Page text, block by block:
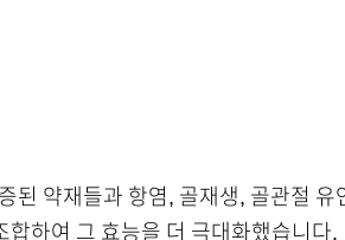
된 약재들과 항염, 골재생, 골관절 유
하여 그 효능을 더 극대화했습니다.